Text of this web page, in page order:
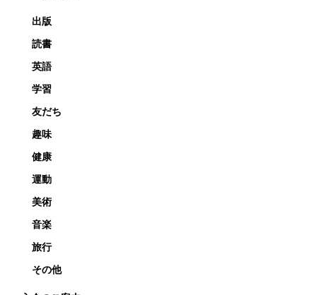
出版
読書
英語
学習
友だち
趣味
健康
運動
美術
音楽
旅行
その他